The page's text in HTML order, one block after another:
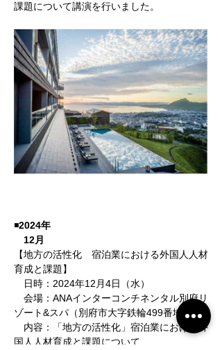
課題について講演を行いました。
◾️2024年
12月
【地方の活性化　宿泊業における外国人人材
育成と課題】
⽇時：2024年12⽉4⽇（水）
会場： ANAインターコンチネンタル別府リ
ゾート&スパ （別府市大字鉄輪499番地18）
内容：「地方の活性化」宿泊業における外
国人人材育成と課題について